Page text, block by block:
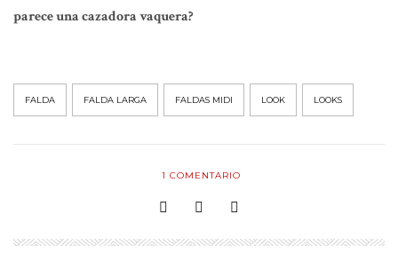
parece una cazadora vaquera?
FALDA FALDA LARGA FALDAS MIDI LOOK LOOKS
1 COMENTARIO